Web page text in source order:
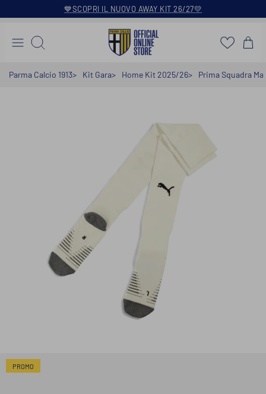
al
contenuto
💙SCOPRI IL NUOVO AWAY KIT 26/27💛
Cerca
Parma Calcio 1913 Kit Gara Home Kit 2025/26 Prima Squadra
PROMO